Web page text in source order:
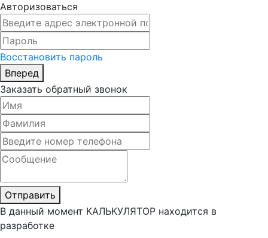
Авторизоваться
Восстановить пароль
Вперед
Заказать обратный звонок
Отправить
В данный момент КАЛЬКУЛЯТОР находится в
разработке